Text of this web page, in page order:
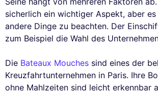
sicherlich ein wichtiger Aspekt, aber
andere Dinge zu beachten. Der
zum Beispiel die Wahl des
Die Bateaux Mouches sind eines der
Kreuzfahrtunternehmen in Paris. Ihre
ohne Mahlzeiten sind leicht erkennbar